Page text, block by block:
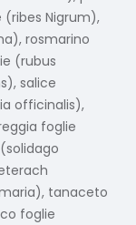
Nigrum),
rosmarino
(rubus
salice
officinalis),
foglie
tanaceto
foglie